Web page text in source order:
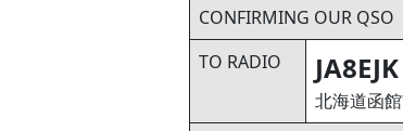
CONFIRMING OUR QSO
TO RADIO
JA8EJK
北海道函